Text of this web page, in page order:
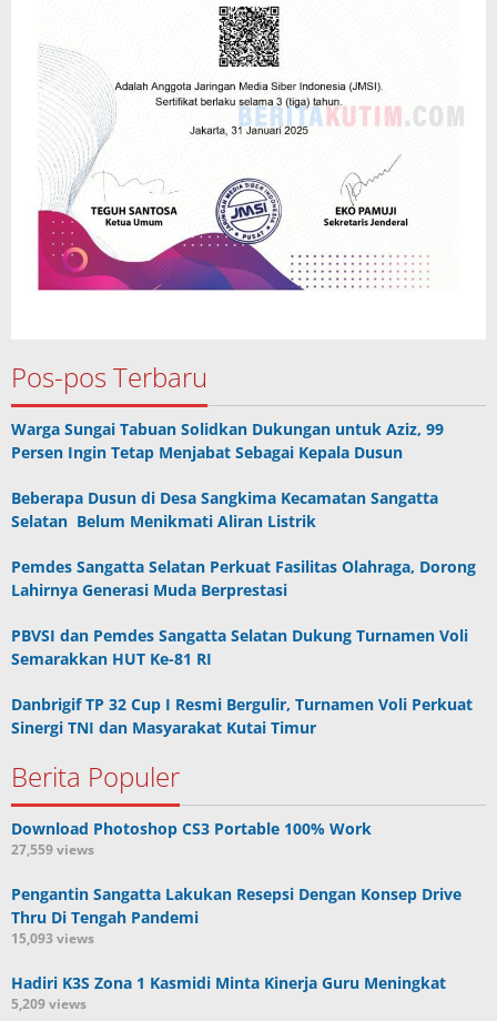
Pos-pos Terbaru
Warga Sungai Tabuan Solidkan Dukungan untuk Aziz, 99
Persen Ingin Tetap Menjabat Sebagai Kepala Dusun
Beberapa Dusun di Desa Sangkima Kecamatan Sangatta
Selatan Belum Menikmati Aliran Listrik
Pemdes Sangatta Selatan Perkuat Fasilitas Olahraga, Dorong
Lahirnya Generasi Muda Berprestasi
PBVSI dan Pemdes Sangatta Selatan Dukung Turnamen Voli
Semarakkan HUT Ke-81 RI
Danbrigif TP 32 Cup I Resmi Bergulir, Turnamen Voli Perkuat
Sinergi TNI dan Masyarakat Kutai Timur
Berita Populer
Download Photoshop CS3 Portable 100% Work
27,559 views
Pengantin Sangatta Lakukan Resepsi Dengan Konsep Drive
Thru Di Tengah Pandemi
15,093 views
Hadiri K3S Zona 1 Kasmidi Minta Kinerja Guru Meningkat
5,209 views